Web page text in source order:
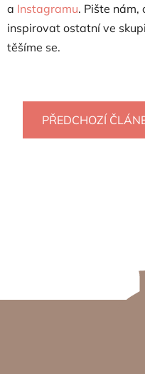
a Instagramu. Pište nám,
inspirovat ostatní ve
těšíme se.
PŘEDCHOZÍ